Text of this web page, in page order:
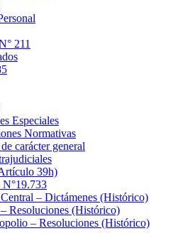
211
Especiales
Normativas
carácter general
39h)
– Dictámenes (Histórico)
Resoluciones (Histórico)
– Resoluciones (Histórico)